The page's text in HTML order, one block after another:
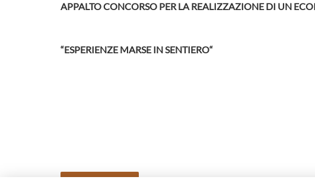
APPALTO CONCORSO PER LA REALIZZAZIONE DI UN
“ESPERIENZE MARSE IN SENTIERO“